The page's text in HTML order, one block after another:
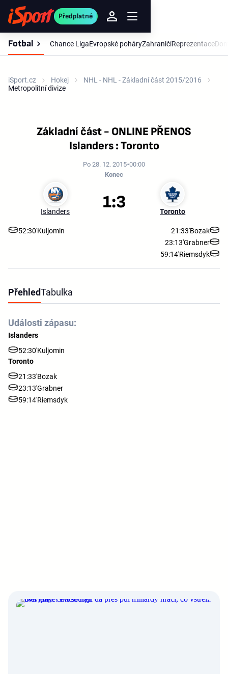
Předplatné
Fotbal Chance LigaEvropské poháryZahraničíReprezentace
iSport.cz Hokej
NHL - NHL - Základní část 2015/2016
Metropolitní divize
Základní část - ONLINE PŘENOS
Islanders : Toronto
Po 28. 12. 2015 00:00
Konec
Islanders Toronto
1:3
52:30'Kuljomin 21:33'Bozak
23:13'Grabner
59:14'Riemsdyk
PřehledTabulka
Události zápasu:
Islanders
52:30'Kuljomin
Toronto
21:33'Bozak
23:13'Grabner
59:14'Riemsdyk